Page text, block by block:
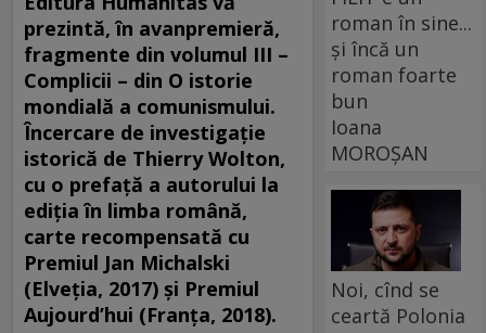
prezintă, în avanpremieră,
fragmente din volumul III –
Complicii – din O istorie
mondială a comunismului.
Încercare de investigație
istorică de Thierry Wolton,
cu o prefaţă a autorului la
ediţia în limba română,
carte recompensată cu
Premiul Jan Michalski
(Elveția, 2017) și Premiul
Aujourd’hui (Franța, 2018).
roman în sine...
și încă un
roman foarte
bun
Ioana
MOROȘAN
Noi, cînd se
ceartă Polonia